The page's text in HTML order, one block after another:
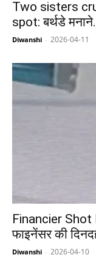
Two sisters
spot: बर्थडे
Diwanshi - 2026-04-11
Financier Shot
फाइनेंसर की
Diwanshi - 2026-04-10